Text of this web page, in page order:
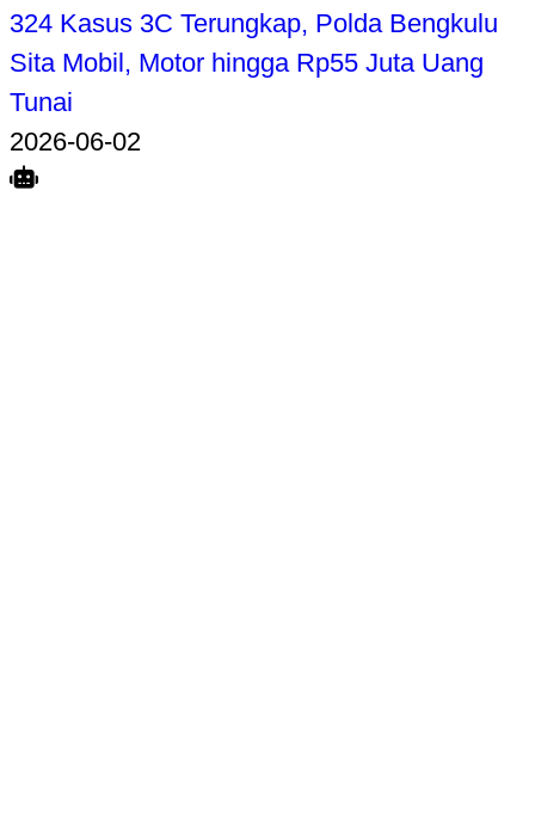
324 Kasus 3C Terungkap, Polda Bengkulu
Sita Mobil, Motor hingga Rp55 Juta Uang
Tunai
2026-06-02